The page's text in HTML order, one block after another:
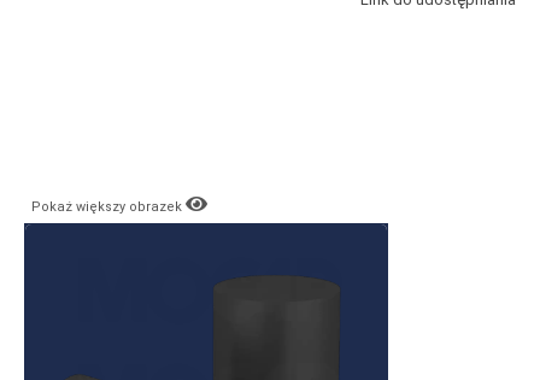
Pokaż większy obrazek